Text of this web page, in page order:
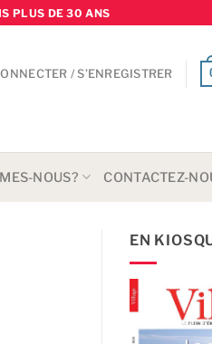
PLUS DE 30 ANS
/ S’ENREGISTRER
NOUS? CONTACTEZ-
EN